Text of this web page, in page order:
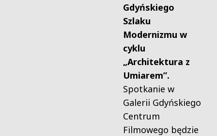
Gdyńskiego
Szlaku
Modernizmu w
cyklu
„Architektura z
Umiarem”.
Spotkanie w
Galerii Gdyńskiego
Centrum
Filmowego będzie